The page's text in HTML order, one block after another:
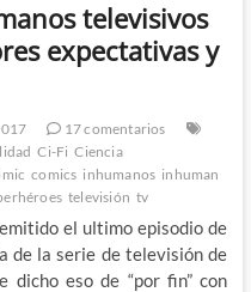
televisivos
expectativas y
17 comentarios
Ci-Fi Ciencia
comics inhumanos inhuman
televisión tv
el ultimo episodio de
de la serie de televisión de
dicho eso de “por fin” con